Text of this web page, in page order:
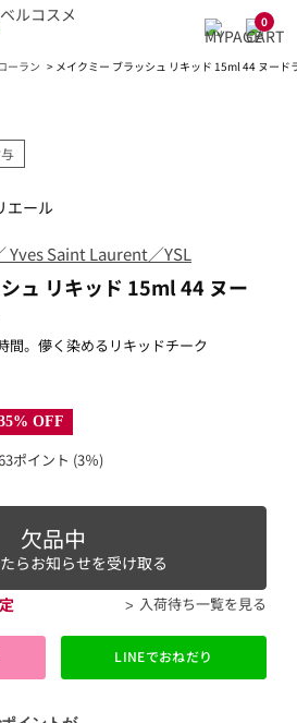
0
ーラン > メイクミー ブラッシュ リキッド 15ml 44 ヌード
エール
Yves Saint Laurent／YSL
ュ リキッド 15ml 44 ヌー
間。儚く染めるリキッドチーク
OFF
ポイント (3％)
欠品中
らお知らせを受け取る
入荷待ち一覧を見る
LINEでおねだり